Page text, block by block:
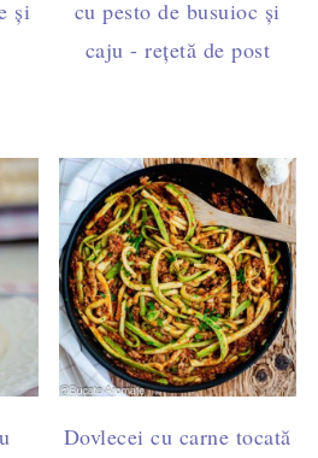
și
cu pesto de busuioc și
caju - rețetă de post
Dovlecei cu carne tocată